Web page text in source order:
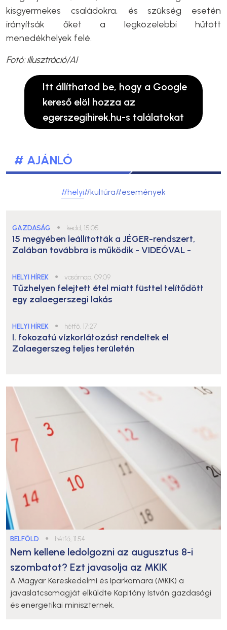
kisgyermekes családokra, és szükség esetén
irányítsák őket a legközelebbi hűtött
menedékhelyek felé.
Fotó: illusztráció/AI
Itt állíthatod be, hogy a Google
kereső elöl hozza az
egerszegihirek.hu-s találatokat
# AJÁNLÓ
#helyi#kultúra#események
GAZDASÁG ● kedd, 15:05
15 megyében leállították a JÉGER-rendszert,
Zalában továbbra is működik - VIDEÓVAL -
HELYI HÍREK ● vasárnap, 09:09
Tűzhelyen felejtett étel miatt füsttel telítődött
egy zalaegerszegi lakás
HELYI HÍREK ● hétfő, 17:27
I. fokozatú vízkorlátozást rendeltek el
Zalaegerszeg teljes területén
BELFÖLD ● hétfő, 11:54
Nem kellene ledolgozni az augusztus 8-i
szombatot? Ezt javasolja az MKIK
A Magyar Kereskedelmi és Iparkamara (MKIK) a
javaslatcsomagját elküldte Kapitány István gazdasági
és energetikai miniszternek.